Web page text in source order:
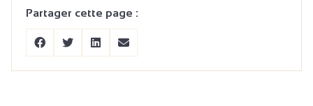
Partager cette page :